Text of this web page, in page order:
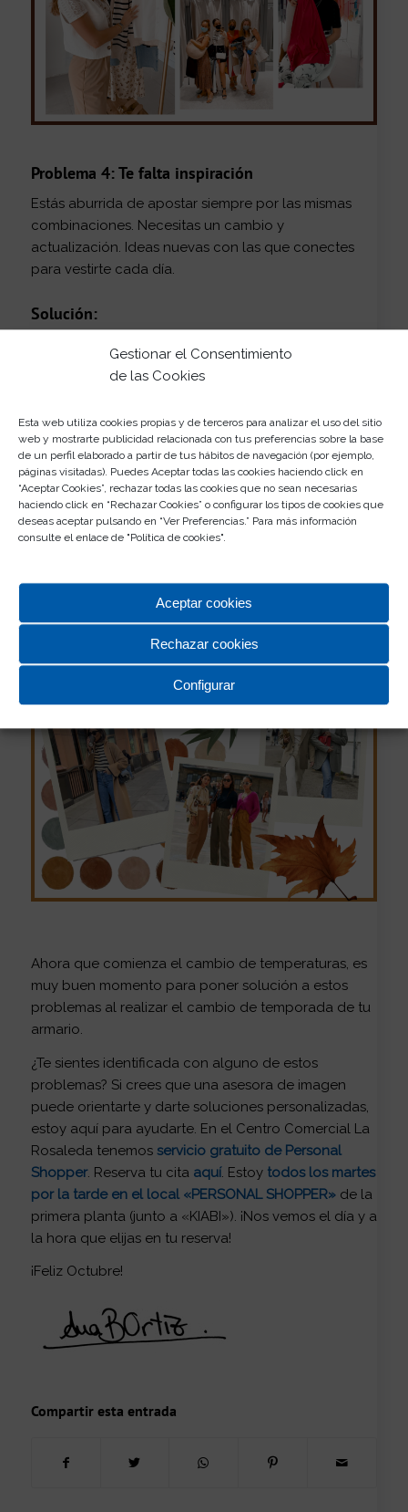
Gestionar el Consentimiento
de las Cookies
Esta web utiliza cookies propias y de terceros para analizar el uso del sitio
web y mostrarte publicidad relacionada con tus preferencias sobre la base
de un perfil elaborado a partir de tus hábitos de navegación (por ejemplo,
páginas visitadas). Puedes Aceptar todas las cookies haciendo click en
“Aceptar Cookies”, rechazar todas las cookies que no sean necesarias
haciendo click en “Rechazar Cookies” o configurar los tipos de cookies que
deseas aceptar pulsando en “Ver Preferencias.” Para más información
consulte el enlace de "Política de cookies".
Aceptar cookies
Rechazar cookies
Configurar
Problema 4: Te falta inspiración
Estás aburrida de apostar siempre por las mismas
combinaciones. Necesitas un cambio y
actualización. Ideas nuevas con las que conectes
para vestirte cada día.
Solución:
inspiraciónmás completa. En Instagram, Tiktok y
Pinterest puedes navegar y ver muchas ideas de
enamoren. Haz búsqueda por cuentas de chicas
o moda que te inspiren o por palabras clave
(«look camisa blanca», «look trabajo otoño»…).
Guárdate todas las fotos que te aporten ideas
que te gusten.
Acudir a un asesor de imagen y personal shopper
encontrar nuevas inspiraciones y opciones
adaptadas 100% a ti.
Ahora que comienza el cambio de temperaturas, es
muy buen momento para poner solución a estos
problemas al realizar el cambio de temporada de tu
armario.
¿Te sientes identificada con alguno de estos
problemas? Si crees que una asesora de imagen
puede orientarte y darte soluciones personalizadas,
estoy aquí para ayudarte. En el Centro Comercial La
Rosaleda tenemos servicio gratuito de Personal
Shopper. Reserva tu cita aquí. Estoy todos los martes
por la tarde en el local «PERSONAL SHOPPER»de la
primera planta (junto a «KIABI»). ¡Nos vemos el día y a
la hora que elijas en tu reserva!
¡Feliz Octubre!
Compartir esta entrada